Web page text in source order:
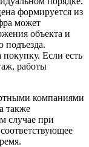
формируется из
может
объекта и
подъезда.
Если есть
работы
компаниями
также
случае при